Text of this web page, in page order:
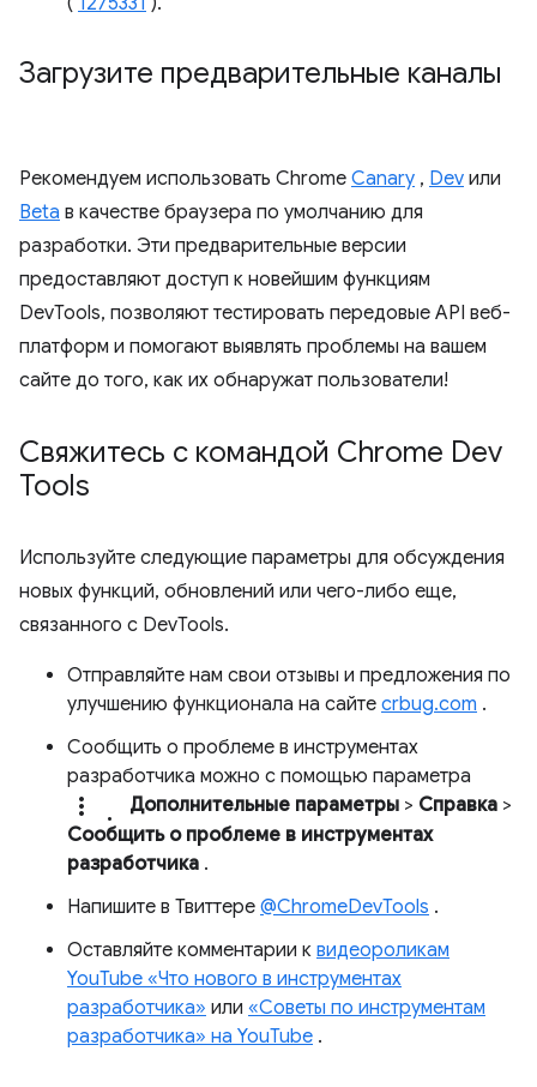
Загрузите предварительные каналы
Рекомендуем использовать Chrome Canary , Dev или
Beta в качестве браузера по умолчанию для
разработки. Эти предварительные версии
предоставляют доступ к новейшим функциям
DevTools, позволяют тестировать передовые API веб-
платформ и помогают выявлять проблемы на вашем
сайте до того, как их обнаружат пользователи!
Свяжитесь с командой Chrome Dev
Tools
Используйте следующие параметры для обсуждения
новых функций, обновлений или чего-либо еще,
связанного с DevTools.
Отправляйте нам свои отзывы и предложения по
улучшению функционала на сайте crbug.com .
Сообщить о проблеме в инструментах
разработчика можно с помощью параметра
more_vert. Дополнительные параметры > Справка >
Сообщить о проблеме в инструментах
разработчика .
Напишите в Твиттере @ChromeDevTools .
Оставляйте комментарии к видеороликам
YouTube «Что нового в инструментах
разработчика» или «Советы по инструментам
разработчика» на YouTube .